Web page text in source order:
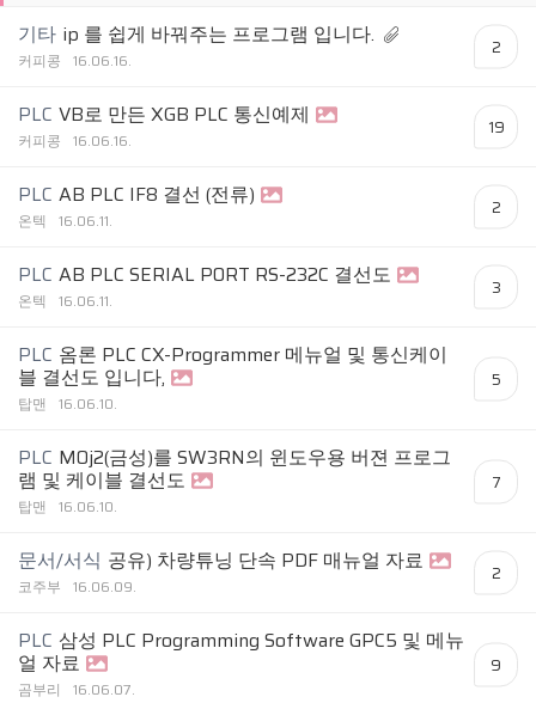
기타 ip 를 쉽게 바꿔주는 프로그램 입니다.
커피콩 16.06.16.
2
PLC VB로 만든 XGB PLC 통신예제
커피콩 16.06.16.
19
PLC AB PLC IF8 결선 (전류)
온텍 16.06.11.
2
PLC AB PLC SERIAL PORT RS-232C 결선도
온텍 16.06.11.
3
PLC 옴론 PLC CX-Programmer 메뉴얼 및 통신케이
블 결선도 입니다,
탑맨 16.06.10.
5
PLC M0j2(금성)를 SW3RN의 윈도우용 버젼 프로그
램 및 케이블 결선도
탑맨 16.06.10.
7
문서/서식 공유) 차량튜닝 단속 PDF 매뉴얼 자료
코주부 16.06.09.
2
PLC 삼성 PLC Programming Software GPC5 및 메뉴
얼 자료
곰부리 16.06.07.
9